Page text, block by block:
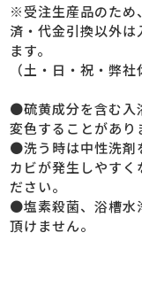
※受注生産品のため
済・代金引換以外
ます。
（土・日・祝・弊社
●硫黄成分を含む入
変色することがあり
●洗う時は中性洗剤
カビが発生しやすく
ださい。
●塩素殺菌、浴槽水
頂けません。